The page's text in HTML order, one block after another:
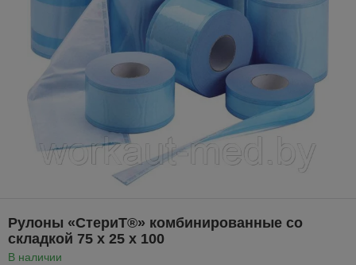
Рулоны «СтериТ®» комбинированные со
складкой 75 х 25 х 100
В наличии